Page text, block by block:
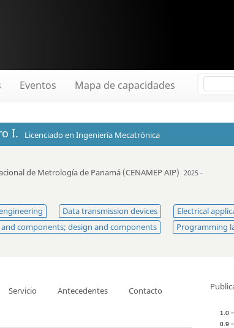
Eventos Mapa de capacidades
I. Licenciado en Ingeniería Mecatrónica
de Metrología de Panamá (CENAMEP AIP) 2025 -
Data transmission devices Electrical
components; design and components Programming
Servicio Antecedentes Contacto
0.9
1.0